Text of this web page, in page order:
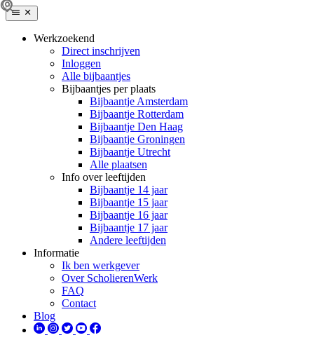
Werkzoekend
Direct inschrijven
Inloggen
Alle bijbaantjes
Bijbaantjes per plaats
Bijbaantje Amsterdam
Bijbaantje Rotterdam
Bijbaantje Den Haag
Bijbaantje Groningen
Bijbaantje Utrecht
Alle plaatsen
Info over leeftijden
Bijbaantje 14 jaar
Bijbaantje 15 jaar
Bijbaantje 16 jaar
Bijbaantje 17 jaar
Andere leeftijden
Informatie
Ik ben werkgever
Over ScholierenWerk
FAQ
Contact
Blog